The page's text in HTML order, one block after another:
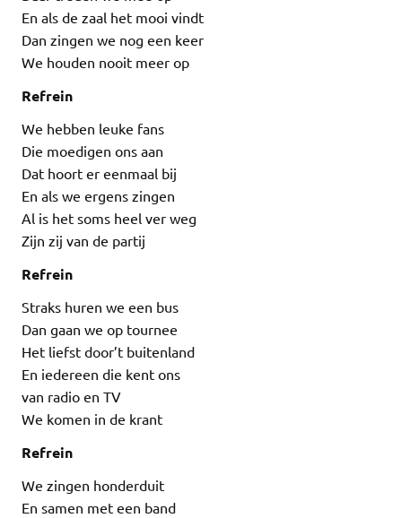
En als de zaal het mooi vindt
Dan zingen we nog een keer
We houden nooit meer op
Refrein
We hebben leuke fans
Die moedigen ons aan
Dat hoort er eenmaal bij
En als we ergens zingen
Al is het soms heel ver weg
Zijn zij van de partij
Refrein
Straks huren we een bus
Dan gaan we op tournee
Het liefst door’t buitenland
En iedereen die kent ons
van radio en TV
We komen in de krant
Refrein
We zingen honderduit
En samen met een band